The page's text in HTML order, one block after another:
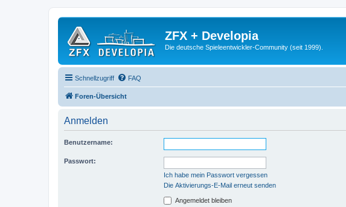
ZFX + Developia
Die deutsche Spieleentwickler-Community (seit 1999).
Schnellzugriff FAQ
Foren-Übersicht
Anmelden
Benutzername:
Passwort:
Ich habe mein Passwort vergessen
Die Aktivierungs-E-Mail erneut senden
Angemeldet bleiben